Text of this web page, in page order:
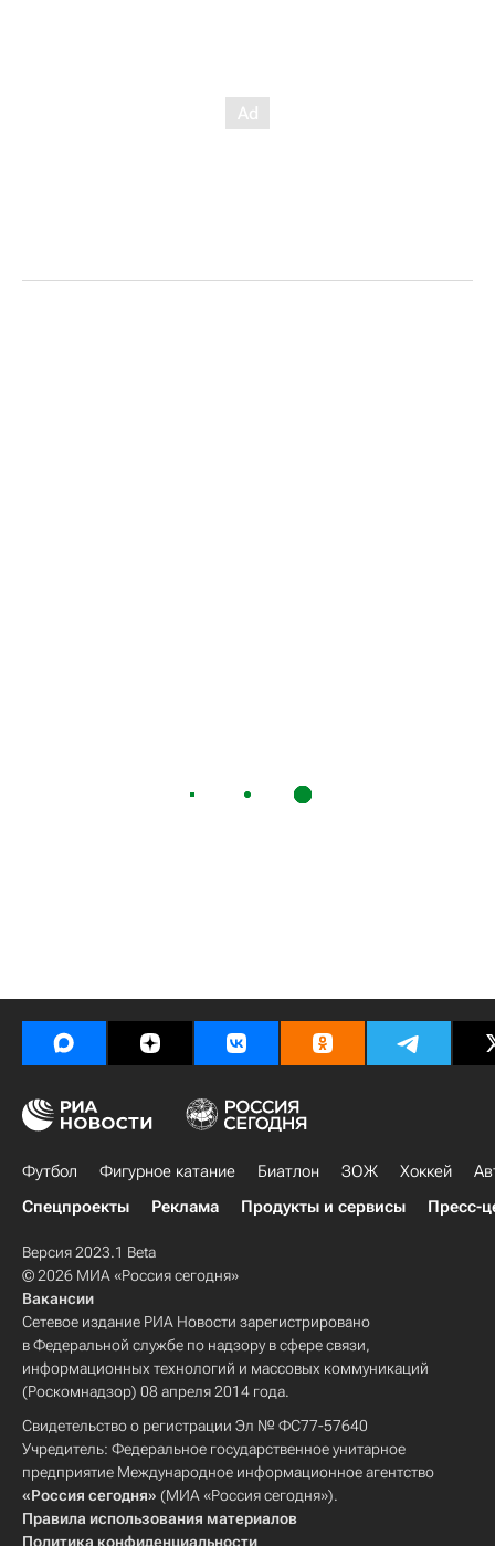
Футбол Фигурное катание Биатлон ЗОЖ Хоккей
Спецпроекты
Реклама Продукты и сервисы Пресс-
Версия 2023.1 Beta
© 2026 МИА «Россия сегодня»
Вакансии
Сетевое издание РИА Новости зарегистрировано
в Федеральной службе по надзору в сфере связи,
информационных технологий и массовых коммуникаций
(Роскомнадзор) 08 апреля 2014 года.
Свидетельство о регистрации Эл № ФС77-57640
Учредитель: Федеральное государственное унитарное
предприятие Международное информационное агентство
«Россия сегодня» (МИА «Россия сегодня»).
Правила использования материалов
Политика конфиденциальности